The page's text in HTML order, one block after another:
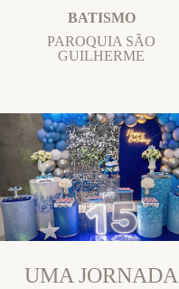
BATISMO
PAROQUIA SÃO
GUILHERME
UMA JORNADA